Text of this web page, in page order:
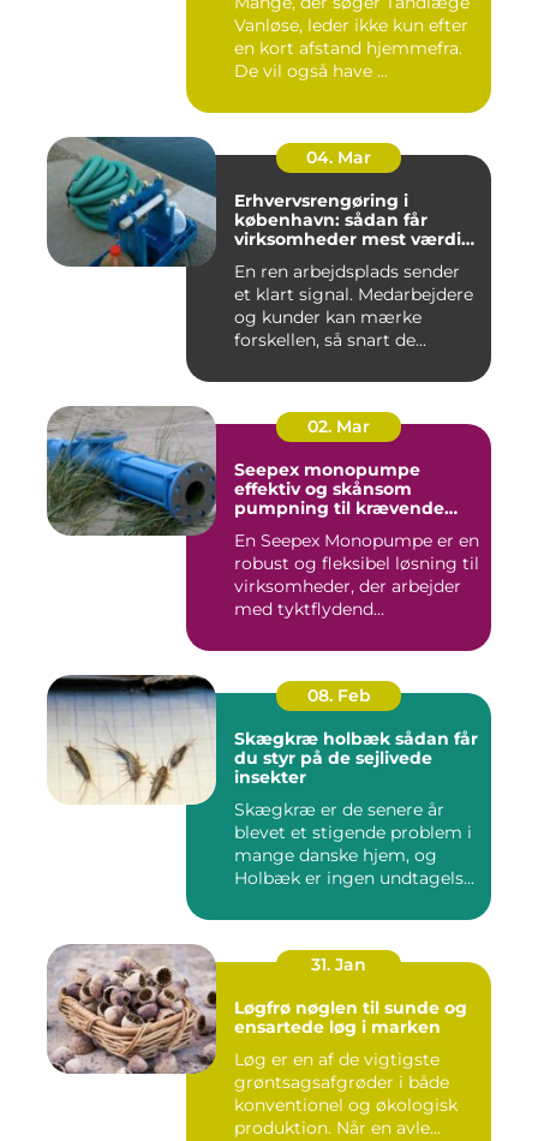
Vanløse, leder ikke kun efter
en kort afstand hjemmefra.
De vil også have ...
04. Mar
Erhvervsrengøring i
københavn: sådan får
virksomheder mest værdi
En ren arbejdsplads sender
et klart signal. Medarbejdere
og kunder kan mærke
forskellen, så snart de...
02. Mar
Seepex monopumpe
effektiv og skånsom
pumpning til krævende
En Seepex Monopumpe er en
robust og fleksibel løsning til
virksomheder, der arbejder
med tyktflydend...
08. Feb
Skægkræ holbæk sådan får
du styr på de sejlivede
insekter
Skægkræ er de senere år
blevet et stigende problem i
mange danske hjem, og
Holbæk er ingen undtagels...
31. Jan
Løgfrø nøglen til sunde og
ensartede løg i marken
Løg er en af de vigtigste
grøntsagsafgrøder i både
konventionel og økologisk
produktion. Når en avle...